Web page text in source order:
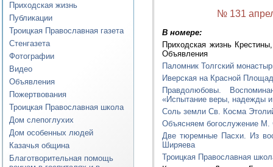
Приходская жизнь
Публикации
Троицкая Православная газета
Стенгазета
Фотографии
Видео
Объявления
Пожертвования
Троицкая Православная школа
Дом слепоглухих
Дом особенных людей
Казачья община
Благотворительная помощь
№ 131
В номере:
Приходская жизнь
Объявления
Паломник Толгский
Иверская на Красной
Правдолюбовы.
«Испытание веры, надежды
Соль земли Св. Косма
Объясняем богослужение М.
Две тюремные Пасхи. Из
Ширяева
Троицкая Православная